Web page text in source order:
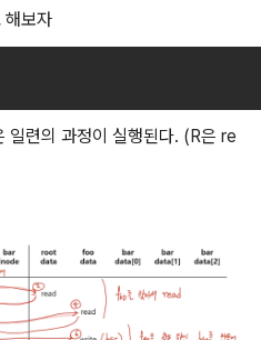
해보자
일련의 과정이 실행된다. (R은 re